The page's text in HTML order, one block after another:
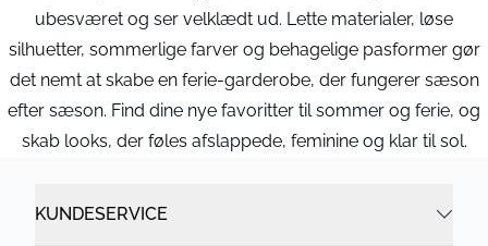
ubesværet og ser velklædt ud. Lette materialer, løse
silhuetter, sommerlige farver og behagelige pasformer gør
det nemt at skabe en ferie-garderobe, der fungerer sæson
efter sæson. Find dine nye favoritter til sommer og ferie, og
skab looks, der føles afslappede, feminine og klar til sol.
KUNDESERVICE